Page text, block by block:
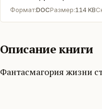
Формат:DOCРазмер:114 KB
Описание книги
Фантасмагория жизни